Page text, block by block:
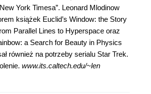
York Timesa”. Leonard Mlodinow
książek Euclid’s Window: the Story
Parallel Lines to Hyperspace oraz
a Search for Beauty in Physics
również na potrzeby serialu Star Trek.
www.its.caltech.edu/~len